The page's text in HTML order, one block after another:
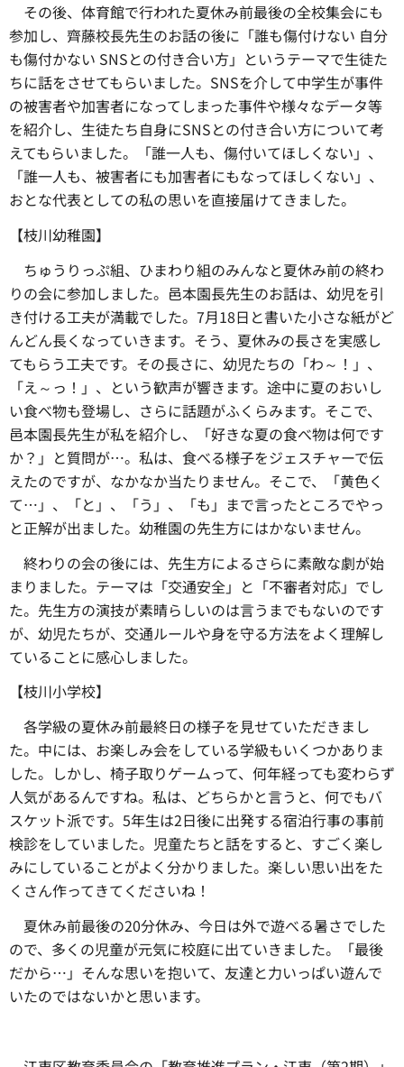
その後、 体育館で行われた夏休み前最後の全校集会にも
参加し、齊藤校長先生のお話の後に「誰も傷付けない 自分
も傷付かない SNSとの付き合い方」というテーマで生徒た
ちに話をさせてもらいました。SNSを介して中学生が事件
の被害者や加害者になってしまった事件や様々なデータ等
を紹介し、生徒たち自身にSNSとの付き合い方について考
えてもらいました。「誰一人も、傷付いてほしくない」、
「誰一人も、被害者にも加害者にもなってほしくない」、
おとな代表としての私の思いを直接届けてきました。
【枝川幼稚園】
ちゅうりっぷ組、 ひまわり組のみんなと夏休み前の終わ
りの会に参加しました。邑本園長先生のお話は、幼児を引
き付ける工夫が満載でした。7月18日と書いた小さな紙がど
んどん長くなっていきます。そう、夏休みの長さを実感し
てもらう工夫です。その長さに、幼児たちの「わ～！」、
「え～っ！」、という歓声が響きます。途中に夏のおいし
い食べ物も登場し、さらに話題がふくらみます。そこで、
邑本園長先生が私を紹介し、「好きな夏の食べ物は何です
か？」と質問が…。私は、食べる様子をジェスチャーで伝
えたのですが、なかなか当たりません。そこで、「黄色く
て…」、「と」、「う」、「も」まで言ったところでやっ
と正解が出ました。幼稚園の先生方にはかないません。
終わりの会の後には、 先生方によるさらに素敵な劇が始
まりました。テーマは「交通安全」と「不審者対応」でし
た。先生方の演技が素晴らしいのは言うまでもないのです
が、幼児たちが、交通ルールや身を守る方法をよく理解し
ていることに感心しました。
【枝川小学校】
各学級の夏休み前最終日の様子を見せていただきまし
た。 中には、お楽しみ会をしている学級もいくつかありま
した。しかし、椅子取りゲームって、何年経っても変わらず
人気があるんですね。私は、どちらかと言うと、何でもバ
スケット派です。5年生は2日後に出発する宿泊行事の事前
検診をしていました。児童たちと話をすると、すごく楽し
みにしていることがよく分かりました。楽しい思い出をた
くさん作ってきてくださいね！
夏休み前最後の20分休み、 今日は外で遊べる暑さでした
ので、多くの児童が元気に校庭に出ていきました。「最後
だから…」そんな思いを抱いて、友達と力いっぱい遊んで
いたのではないかと思います。